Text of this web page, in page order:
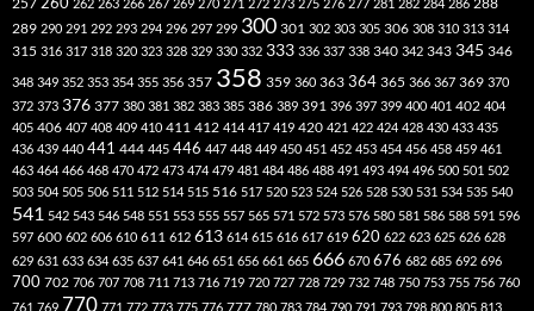
262 263 266 267 269 270 271 272 273 275 276 277 281 282 284 286 288
289 290 291 292 293 294 296 297 299 300 301 302 303 305 306 308 310 313 314
315 316 317 318 320 323 328 329 330 332 333 336 337 338 340 342 343 345 346
348 349 352 353 354 355 356 357 358 359 360 363 364 365 366 367 369 370
372 373 376 377 380 381 382 383 385 386 389 391 396 397 399 400 401 402 404
405 406 407 408 409 410 411 412 414 417 419 420 421 422 424 428 430 433 435
436 439 440 441 444 445 446 447 448 449 450 451 452 453 454 456 458 459 461
463 464 466 468 470 472 473 474 479 481 484 486 488 491 493 494 496 500 501 502
503 504 505 506 511 512 514 515 516 517 520 523 524 526 528 530 531 534 535 540
541 542 543 546 548 551 553 555 557 565 571 572 573 576 580 581 586 588 591 596
597 600 602 606 610 611 612 613 614 615 616 617 619 620 622 623 625 626 628
629 631 633 634 635 637 641 646 651 656 661 665 666 670 676 682 685 692 696
700 702 706 707 708 711 713 716 719 720 727 728 729 732 748 750 753 755 756 760
761 769 770 771 772 773 775 776 777 780 783 784 790 791 793 798 800 805 813